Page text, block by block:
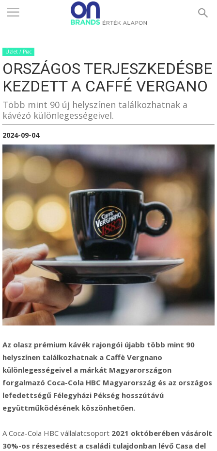
ONBRANDS
–
ALAPON
Üzlet / Piac
ORSZÁGOS TERJESZKEDÉSBE
KEZDETT A CAFFÉ VERGANO
Több mint 90 új helyszínen találkozhatnak a
kávézó különlegességeivel.
2024-09-04
Az olasz prémium kávék rajongói újabb több mint 90
helyszínen találkozhatnak a Caffè Vergnano
különlegességeivel a márkát Magyarországon
forgalmazó Coca-Cola HBC Magyarország és az országos
lefedettségű Félegyházi Pékség hosszútávú
együttműködésének köszönhetően.
A Coca-Cola HBC vállalatcsoport 2021 októberében vásárolt
30%-os részesedést a családi tulajdonban lévő Casa del